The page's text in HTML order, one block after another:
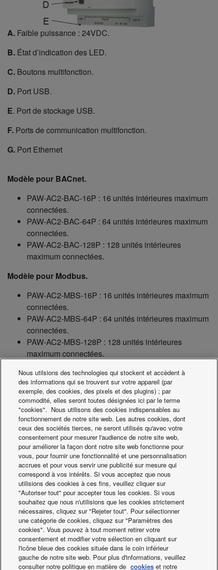
A. Faible puissance : 24VDC.
B. État d’indication des LED.
C. Boutons multifonction.
D. Port USB.
E. Port de stockage USB.
F. Ports de communication multifonction.
G. Port Ethernet
Modèle pour BACnet.
PAW-AC2-BAC-16P : 16 unités intérieures maximum
connectées.
PAW-AC2-BAC-64P : 64 unités intérieures maximum
connectées.
PAW-AC2-BAC-128P : 128 unités intérieures
maximum connectées.
Modèle pour Modbus.
PAW-AC2-MBS-16P : 16 unités intérieures maximum
connectées.
PAW-AC2-MBS-64P : 64 unités intérieures maximum
connectées.
PAW-AC2-MBS-128P : 128 unités intérieures
maximum connectées.
Modèle pour KNX.
PAW-AC2-KNX-16P : 16 unités intérieures maximum
connectées.
PAW-AC2-KNX-64P : 64 unités intérieures maximum
connectées.
Port 16: 1-16 Unités intérieures connectables / 1-16 Unités
extérieures connectables / 1 Bus de communication
Panasonic
Port 64 :1-64 Unités intérieures raccordables / 1-30 Unités
extérieures raccordables / 1 Bus de communication
Panasonic
Port 128 : 128 (1-64/Port bus de communication
Panasonic) Unités intérieures raccordables / 60 (1-30/P-
Communication bus Port) Unités extérieures raccordables /
2 Port bus de communication Panasonic
Nous utilsions des technologies qui stockent et accèdent à
des informations qui se trouvent sur votre appareil (par
exemple, des cookies, des pixels et des plugins) ; par
commodité, elles seront toutes désignées ici par le terme
"cookies". Nous utilisons des cookies indispensables au
fonctionnement de notre site web. Les autres cookies, dont
ceux des sociétés tierces, ne seront utilisés qu'avec votre
consentement pour mesurer l'audience de notre site web,
pour améliorer la façon dont notre site web fonctionne pour
vous, pour fournir une fonctionnalité et une personnalisation
accrues et pour vous servir une publicité sur mesure qui
correspond à vos intérêts. Si vous acceptez que nous
utilisions des cookies à ces fins, veuillez cliquer sur
"Autoriser tout" pour accepter tous les cookies. Si vous
souhaitez que nous n'utilisions que les cookies strictement
nécessaires, cliquez sur "Rejeter tout". Pour sélectionner
une catégorie de cookies, cliquez sur "Paramètres des
cookies". Vous pouvez à tout moment retirer votre
consentement et modifier votre sélection en cliquant sur
l'icône bleue des cookies située dans le coin inférieur
gauche de notre site web. Pour plus d'informations, veuillez
consulter notre politique en matière de cookies et notre